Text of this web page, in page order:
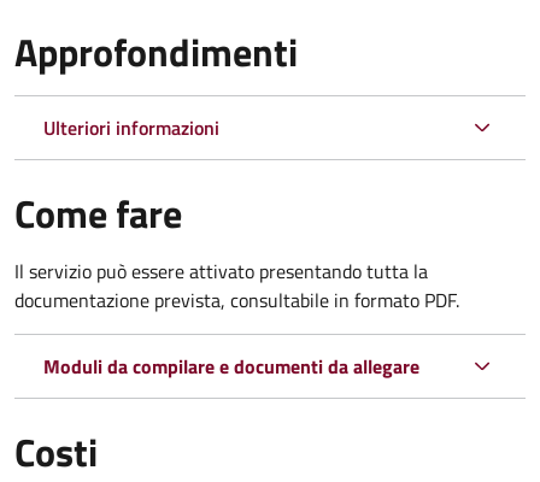
Approfondimenti
Ulteriori informazioni
Come fare
Il servizio può essere attivato presentando tutta la
documentazione prevista, consultabile in formato PDF.
Moduli da compilare e documenti da allegare
Costi